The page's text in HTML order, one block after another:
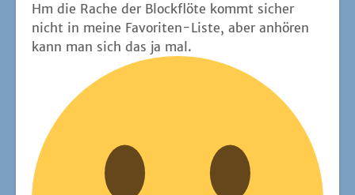
Hm die Rache der Block­flö­te kommt sicher
nicht in mei­ne Favo­ri­ten-Lis­te, aber anhö­ren
kann man sich das ja mal.